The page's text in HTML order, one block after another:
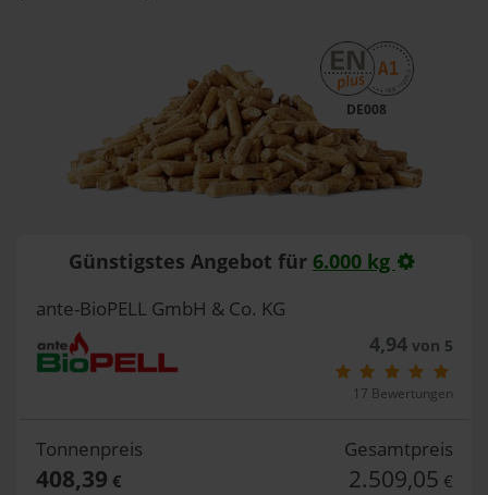
DE008
Günstigstes Angebot für 6.000 kg
ante-BioPELL GmbH & Co. KG
4,94von 5
17 Bewertungen
Tonnenpreis
408,39 €
Gesamtpreis
2.509,05 €